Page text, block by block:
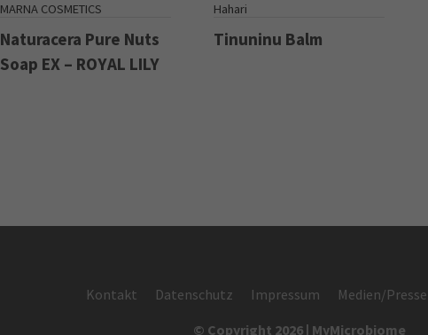
MARNA COSMETICS
Naturacera Pure Nuts
Soap EX – ROYAL LILY
Hahari
Tinuninu Balm
Kontakt Datenschutz Impressum Medien/Presse
© Copyright 2026 | MyMicrobiome